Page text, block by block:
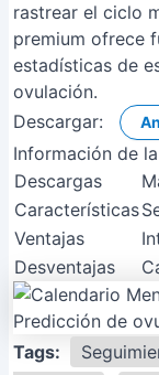
rastrear el ciclo
premium ofrece
estadísticas de
ovulación.
Descargar:
Información de
Descargas
Características
Ventajas
Desventajas
Tags: